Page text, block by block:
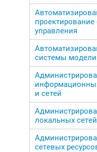
проектирование
управления
системы
и сетей
локальных сетей
сетевых